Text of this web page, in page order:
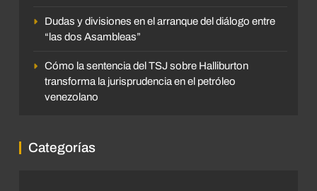
Dudas y divisiones en el arranque del diálogo entre
“las dos Asambleas”
Cómo la sentencia del TSJ sobre Halliburton
transforma la jurisprudencia en el petróleo
venezolano
Categorías